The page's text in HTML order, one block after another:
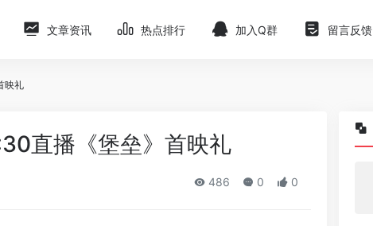
文章资讯 热点排行 加入Q群 留言反馈
映礼
直播《堡垒》首映礼
486 0 0